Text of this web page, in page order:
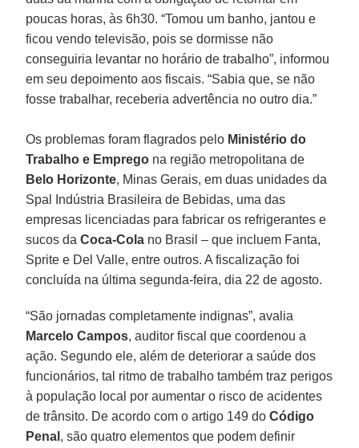
poucas horas, às 6h30. “Tomou um banho, jantou e
ficou vendo televisão, pois se dormisse não
conseguiria levantar no horário de trabalho”, informou
em seu depoimento aos fiscais. “Sabia que, se não
fosse trabalhar, receberia advertência no outro dia.”
Os problemas foram flagrados pelo Ministério do
Trabalho e Emprego na região metropolitana de
Belo Horizonte, Minas Gerais, em duas unidades da
Spal Indústria Brasileira de Bebidas, uma das
empresas licenciadas para fabricar os refrigerantes e
sucos daCoca-Cola no Brasil – que incluem Fanta,
Sprite e Del Valle, entre outros. A fiscalização foi
concluída na última segunda-feira, dia 22 de agosto.
“São jornadas completamente indignas”, avalia
Marcelo Campos, auditor fiscal que coordenou a
ação. Segundo ele, além de deteriorar a saúde dos
funcionários, tal ritmo de trabalho também traz perigos
à população local por aumentar o risco de acidentes
de trânsito. De acordo com o artigo 149 doCódigo
Penal , são quatro elementos que podem definir